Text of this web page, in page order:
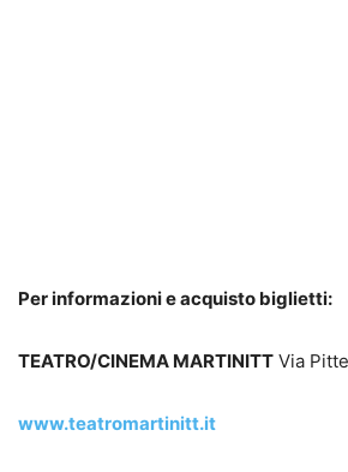
Per informazioni e acquisto biglietti:
TEATRO/CINEMA MARTINITT Via
www.teatromartinitt.it